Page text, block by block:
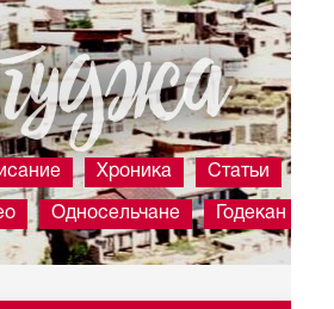
Хроника Статьи
Односельчане Годекан